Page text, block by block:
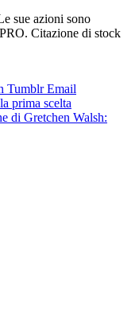
sue azioni sono
Citazione di stock
Tumblr Email
prima scelta
di Gretchen Walsh: